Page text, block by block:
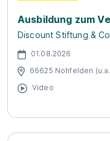
Ausbildung zum
Discount Stiftung &
01.08.2026
66625 Nohfelden
Video